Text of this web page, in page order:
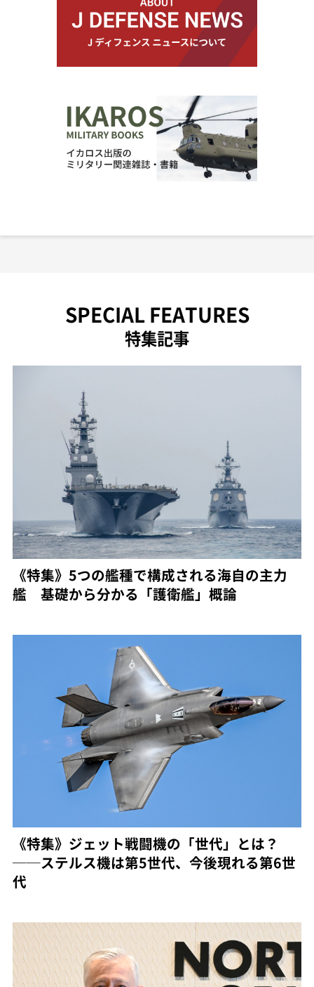
SPECIAL FEATURES
特集記事
《特集》5つの艦種で構成される海自の主力
艦 基礎から分かる「護衛艦」概論
《特集》ジェット戦闘機の「世代」とは？
──ステルス機は第5世代、今後現れる第6世
代